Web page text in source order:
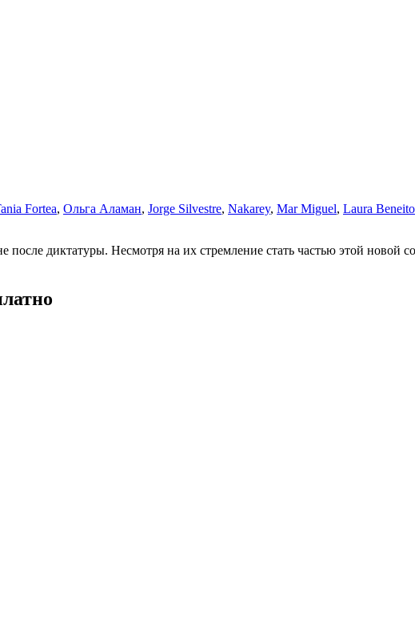
Fortea, Ольга Аламан, Jorge Silvestre, Nakarey, Mar Miguel, Laura Beneito
диктатуры. Несмотря на их стремление стать частью этой новой